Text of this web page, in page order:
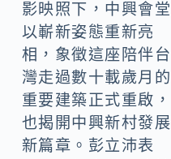
影映照下，中興會堂
以嶄新姿態重新亮
相，象徵這座陪伴台
灣走過數十載歲月的
重要建築正式重啟，
也揭開中興新村發展
新篇章。彭立沛表